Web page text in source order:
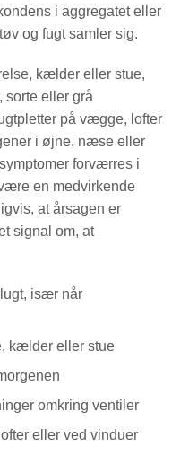
i aggregatet eller
og fugt samler sig.
kælder eller stue,
sorte eller grå
på vægge, lofter
i øjne, næse eller
forværres i
en medvirkende
at årsagen er
signal om, at
især når
kælder eller stue
omkring ventiler
eller ved vinduer